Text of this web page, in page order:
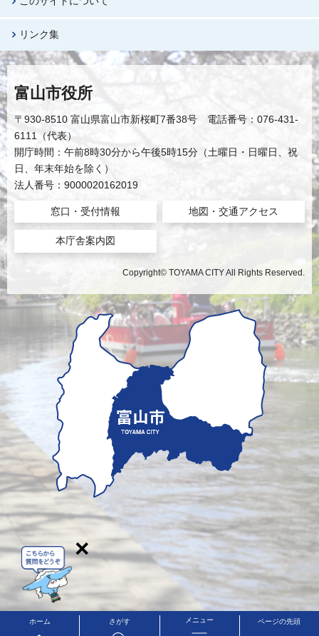
ホーム さがす メニュー ページの先頭
リンク集
富山市役所
〒930-8510 富山県富山市新桜町7番38号 電話番号：076-431-
6111（代表）
開庁時間：午前8時30分から午後5時15分（土曜日・日曜日、祝
日、年末年始を除く）
法人番号：9000020162019
窓口・受付情報 地図・交通アクセス
本庁舎案内図
Copyright© TOYAMA CITY All Rights Reserved.
×